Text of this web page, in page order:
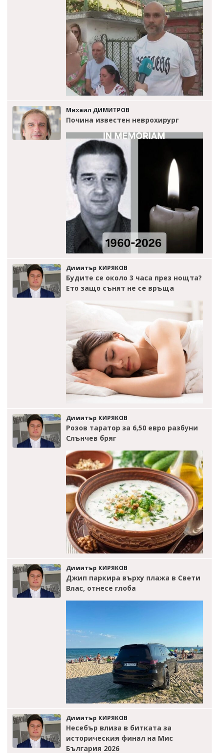
Михаил ДИМИТРОВ
Почина известен неврохирург
Димитър КИРЯКОВ
Будите се около 3 часа през нощта?
Ето защо сънят не се връща
Димитър КИРЯКОВ
Розов таратор за 6,50 евро разбуни
Слънчев бряг
Димитър КИРЯКОВ
Джип паркира върху плажа в Свети
Влас, отнесе глоба
Димитър КИРЯКОВ
Несебър влиза в битката за
историческия финал на Мис
България 2026